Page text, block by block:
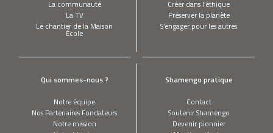
HOWARD WEINSTEIN
J’aide les malentendants des pays
pauvres à s’appareiller
Je fais des check-up complets en passant
La communauté
La TV
Le chantier de la Maison
École
Créer dans l’éthique
Préserver la planète
S’engager pour les autres
Qui sommes-nous ?
Notre équipe
Nos Partenaires Fondateurs
Notre mission
Shamengo pratique
Contact
Soutenir Shamengo
Devenir pionnier